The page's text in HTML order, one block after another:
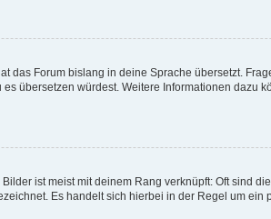
Forum bislang in deine Sprache übersetzt.
übersetzen würdest. Weitere Informationen dazu
ist meist mit deinem Rang verknüpft: Oft sind
Es handelt sich hierbei in der Regel um